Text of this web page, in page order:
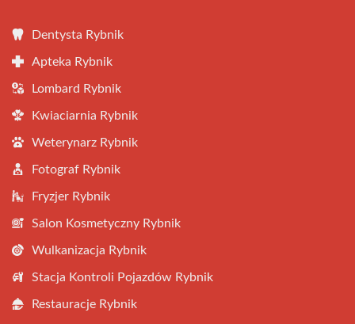
Dentysta Rybnik
Apteka Rybnik
Lombard Rybnik
Kwiaciarnia Rybnik
Weterynarz Rybnik
Fotograf Rybnik
Fryzjer Rybnik
Salon Kosmetyczny Rybnik
Wulkanizacja Rybnik
Stacja Kontroli Pojazdów Rybnik
Restauracje Rybnik